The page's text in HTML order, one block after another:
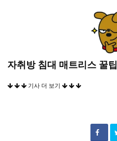
자취방 침대 매트리스 꿀팁
기사 더 보기